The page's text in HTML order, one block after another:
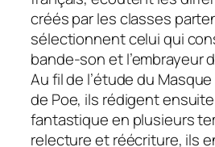
créés par les classes
sélectionnent celui qui
bande-son et l’embrayeur
Au fil de l’étude du
de Poe, ils rédigent
fantastique en plusieurs
relecture et réécriture, ils